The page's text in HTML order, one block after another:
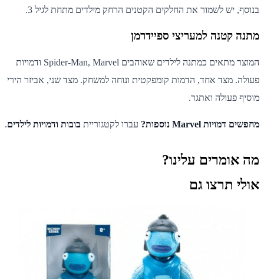
בנוסף, יש לשמור את החלקים הקטנים הרחק מילדים מתחת לגיל 3.
מתנה קטנה למעריצי ספיידרמן
המוצר מתאים כמתנה לילדים שאוהבים Spider-Man, Marvel ודמויות
פעולה. מצד אחד, הדמות קומפקטית ונוחה למשחק. מצד שני, אביזר הירי
מוסיף פעולה ואתגר.
מחפשים דמויות Marvel נוספות? עברו לקטגוריית בובות ודמויות לילדים.
מה אומרים עלינו?
אולי תרצו גם